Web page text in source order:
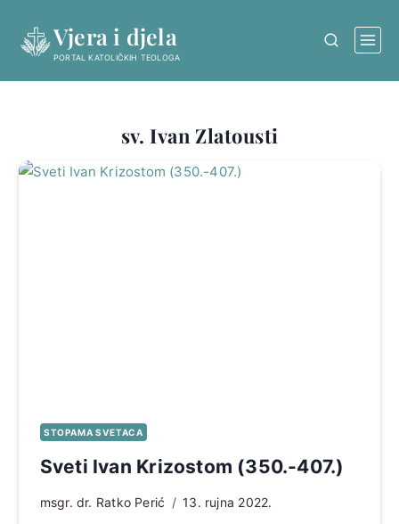
content
Vjera i djela
PORTAL KATOLIČKIH TEOLOGA
sv. Ivan Zlatousti
STOPAMA SVETACA
Sveti Ivan Krizostom (350.-407.)
msgr. dr. Ratko Perić 13. rujna 2022.